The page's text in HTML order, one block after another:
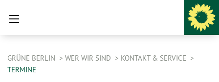
GRÜNE BERLIN WER WIR SIND
KONTAKT & SERVICE
TERMINE